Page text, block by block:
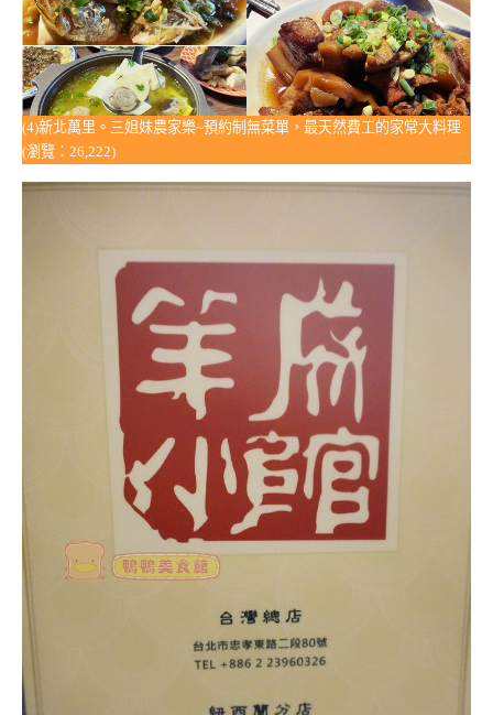
(4)新北萬里。三姐妹農家樂~預約制無菜單，最天然費工的家常大料理
(瀏覽：26,222)